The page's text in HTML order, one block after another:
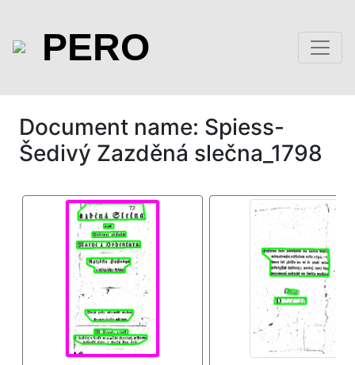
PERO
Document name: Spiess-
Šedivý Zazděná slečna_1798